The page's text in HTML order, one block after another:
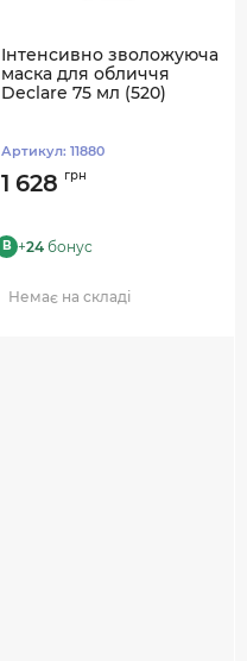
Інтенсивно зволожуюча
маска для обличчя
Declare 75 мл (520)
Артикул: 11880
1 628 грн
B +24 бонус
Немає на складі